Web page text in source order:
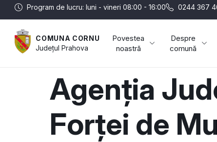
Program de lucru: luni - vineri 08:00 - 16:00 0244 367
COMUNA CORNU
JudețulPrahova
Povestea
noastră
Despre
comună
Agenția
Forței de